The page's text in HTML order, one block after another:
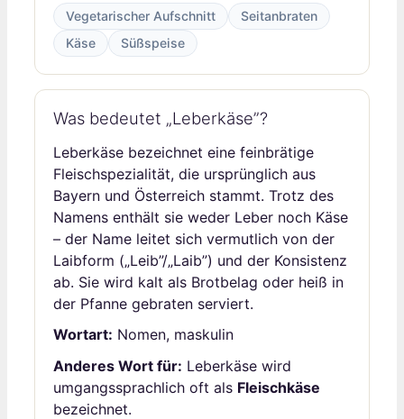
Vegetarischer Aufschnitt
Seitanbraten
Käse
Süßspeise
Was bedeutet „Leberkäse”?
Leberkäse bezeichnet eine feinbrätige
Fleischspezialität, die ursprünglich aus
Bayern und Österreich stammt. Trotz des
Namens enthält sie weder Leber noch Käse
– der Name leitet sich vermutlich von der
Laibform („Leib”/„Laib”) und der Konsistenz
ab. Sie wird kalt als Brotbelag oder heiß in
der Pfanne gebraten serviert.
Wortart: Nomen, maskulin
Anderes Wort für: Leberkäse wird
umgangssprachlich oft als Fleischkäse
bezeichnet.